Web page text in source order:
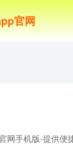
官网
网手机版-提供便